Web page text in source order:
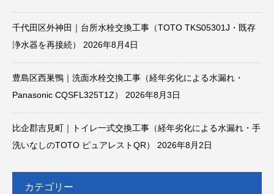
千代田区外神田｜台所水栓交換工事（TOTO TKS05301J・既存
浄水器を再接続）
2026年8月4日
豊島区西巣鴨｜洗面水栓交換工事（経年劣化による水漏れ・
Panasonic CQSFL325T1Z）
2026年8月3日
比企郡吉見町｜トイレ一式交換工事（経年劣化による水漏れ・手
洗いなしのTOTO ピュアレストQR）
2026年8月2日
カテゴリー